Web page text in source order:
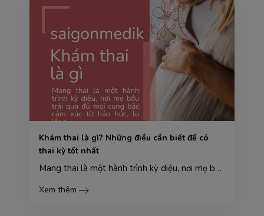
Khám thai là gì? Những điều cần biết để có
thai kỳ tốt nhất
Mang thai là một hành trình kỳ diệu, nơi mẹ bầu trải qua đủ mọi cung bậc cảm xúc từ háo hức, lo lắng...
Xem thêm